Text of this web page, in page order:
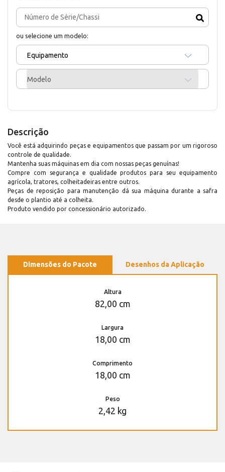
ou selecione um modelo:
Equipamento
Modelo
Descrição
Você está adquirindo peças e equipamentos que passam por um rigoroso
controle de qualidade.
Mantenha suas máquinas em dia com nossas peças genuínas!
Compre com segurança e qualidade produtos para seu equipamento
agrícola, tratores, colheitadeiras entre outros.
Peças de reposição para manutenção dá sua máquina durante a safra
desde o plantio até a colheita.
Produto vendido por concessionário autorizado.
Dimensões do Pacote Desenhos da Aplicação
Altura
82,00 cm
Largura
18,00 cm
Comprimento
18,00 cm
Peso
2,42 kg